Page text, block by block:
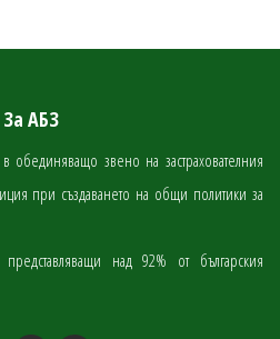
За АБЗ
звено на застрахователния
при създаването на общи политики за
над 92% от българския